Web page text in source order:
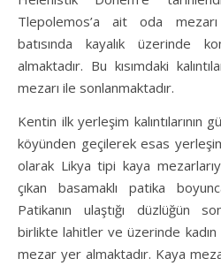
Tlepolemos’a ait oda mezarı
batısında kayalık üzerinde
almaktadır. Bu kısımdaki
mezarı ile sonlanmaktadır.
Kentin ilk yerleşim kalıntılarının
köyünden geçilerek esas
olarak Likya tipi kaya
çıkan basamaklı patika
Patikanın ulaştığı düzlüğün
birlikte lahitler ve üzerinde
mezar yer almaktadır. Kaya